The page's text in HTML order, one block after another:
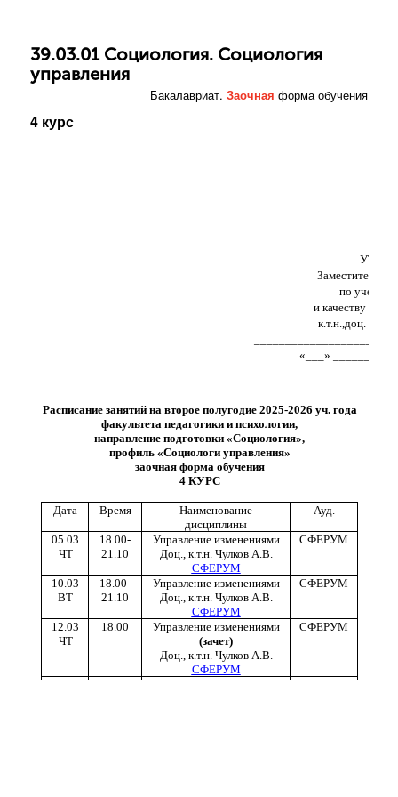
39.03.01 Социология. Социология
управления
Бакалавриат.Заочная форма обучения
4 курс